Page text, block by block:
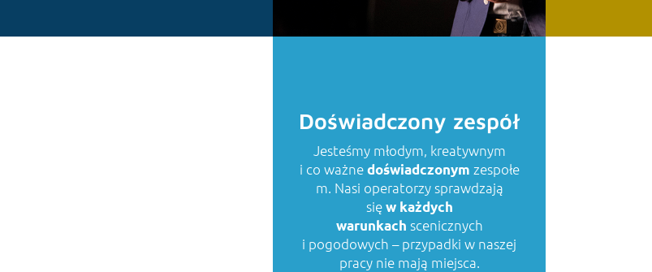
Doświadczony zespół
Jesteśmy młodym, kreatywnym
i co ważnedoświadczonym zespołe
m. Nasi operatorzy sprawdzają
sięw każdych
warunkach scenicznych
i pogodowych – przypadki w naszej
pracy nie mają miejsca.